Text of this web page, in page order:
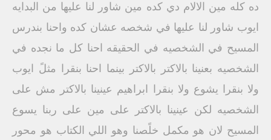
ده كله مين الالام دي كده مين شاور لنا عليها من البدايه
ايوب شاور لنا عليها في شخصه عشان كده واحنا بندرس
المسيح في الشخصيه في الحقيقه احنا كل ما نجده في
الشخصيه بعنينا بالاكتر بالاكتر بينما احنا بنقرا مثلً ايوب
ولا بنقرا يشوع ولا بنقرا ابراهيم عينينا بالاكتر مش على
الشخصيه لكن عينينا بالاكتر على مين على ربنا يسوع
المسيح لان هو مكمل خلًصنا وهو اللي الكتاب هو محور